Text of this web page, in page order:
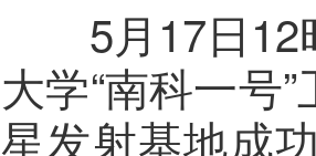
5月17日12
大学“南科一号
星发射基地成